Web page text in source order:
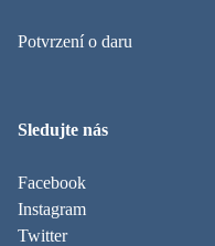
Potvrzení o daru
Sledujte nás
Facebook
Instagram
Twitter